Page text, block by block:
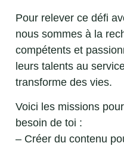
Pour relever ce défi
nous sommes à la
compétents et
leurs talents au
transforme des vies.
Voici les missions
besoin de toi :
– Créer du contenu